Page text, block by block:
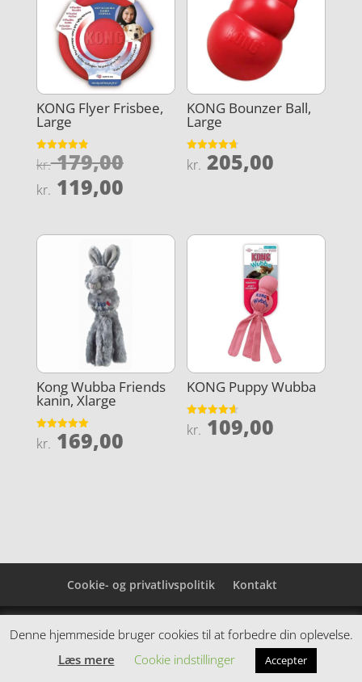
KONG Flyer Frisbee,
Large
Vurderet
4.9
kr.179,00Den
oprindelige
kr. 179,00.
kr. 119,00Den
pris
KONG Bounzer Ball,
Large
Vurderet
4.7
kr. 205,00
Kong Wubba Friends
kanin, Xlarge
Vurderet
5
kr. 169,00
KONG Puppy Wubba
Vurderet
4.6
kr. 109,00
Cookie- og privatlivspolitik Kontakt
Denne hjemmeside samler et bredt udvalg af
spændende varer. Siden er et affiiliatesite, og nogle
links kan være affiliatelinks.
Denne hjemmeside bruger cookies til at forbedre din oplevelse.
Læs mere
Cookie indstillinger Accepter